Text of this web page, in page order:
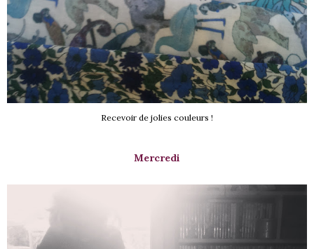
Recevoir de jolies couleurs !
Mercredi